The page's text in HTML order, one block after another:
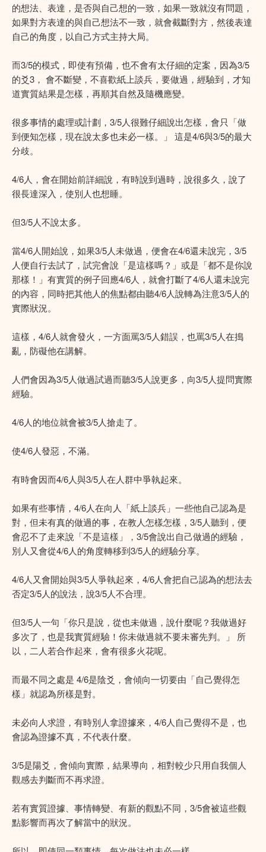
的想法、表達，是否與自己想的一致，如果一致就沒有問題，
如果對方表達的與自己想法不一致，就會截斷對方，然後表達
自己的角度，以自己方式主持大局。
而3/5的模式，即使有預備，也不會有太仔細的定案，因為3/5
的爻3， 會不斷變，不喜歡紙上談兵，要做過，經驗到，才知
道實質結果是怎樣，再順其自然及隨機應變。
很多事情的處理或計劃，3/5人很難仔細說出怎樣，會只「做
到便知怎樣，現在說太多也未必一樣。」 這是4/6與3/5的最大
分歧。
4/6人，會在開始前詳細說，有時說到過時，說很多久，說了
很長達深入，使別人也想睡。
但3/5人不說太多。
當4/6人開始說，如果3/5人未做過，便會在4/6還未說完，3/5
人便自行去試了，試完會說「是這樣嗎？」或是「都不是你說
那樣！」有實質的例子回應4/6人，就會打斷了4/6人還未說完
的內容，同時把其他人的焦點都由聽4/6人說轉為注意3/5人的
實際狀況。
這樣，4/6人就會發火，一方面罵3/5人錯誤，也罵3/5人在搗
亂，防礙他在講解。
人們會因為3/5人做過試過而聽3/5人說更多，向3/5人提問實際
經驗。
4/6人的地位就會被3/5人搶走了。
使4/6人發惡，不滿。
有時會因而4/6人與3/5人在人群中爭執起來。
如果有些事情，4/6人在向人「紙上談兵」一些他自己認為是
對，但未有真的做過的事，在教人怎樣怎樣，3/5人聽到，便
會忍不了走來說「不是這樣」，3/5會說出自己做過的經驗，
別人又會從4/6人的角度轉移到3/5人的經驗分享。
4/6人又會開始與3/5人爭執起來，4/6人會把自己認為的想法去
否定3/5人的說法，說3/5人不合理。
但3/5人一句「你只是說，從也未做過，說什麼呢？我做過好
多次了，也是我實質經驗！你未做過就不要未審先判。」 所
以，二人若合作起來，會有很多火花呢。
而最不同之處是 4/6是陰爻，會傾向一切要由「自己覺得怎
樣」就認為所樣是對。
未必向人求證，有時別人拿證據來，4/6人自己覺得不是，也
會認為證據不真，不代表什麼。
3/5是陽爻，會傾向實際，結果導向，相對較少只用自我個人
觀感去判斷而不再求證。
若有實質證據、事情轉變、有新的觀點不同，3/5會被這些觀
點影響而再次了解當中的狀況。